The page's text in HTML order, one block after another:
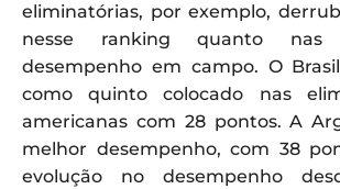
eliminatórias, por exemplo,
nesse ranking quanto nas
desempenho em campo. O
como quinto colocado nas
americanas com 28 pontos. A
melhor desempenho, com 38
evolução no desempenho